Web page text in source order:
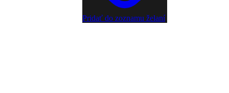
Pridať do zoznamu želaní